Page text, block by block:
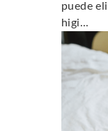
puede
higi...